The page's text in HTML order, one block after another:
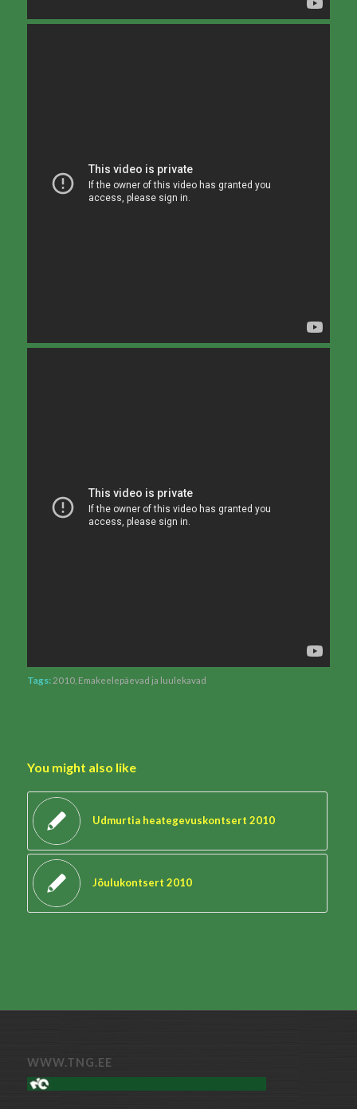
Tags: 2010, Emakeelepäevad ja luulekavad
You might also like
Udmurtia heategevuskontsert 2010
Jõulukontsert 2010
WWW.TNG.EE